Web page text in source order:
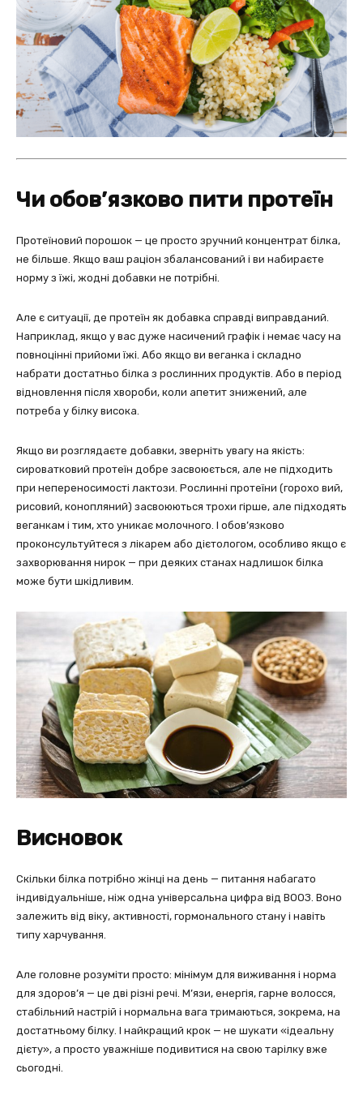
Чи обов’язково пити протеїн
Протеїновий порошок — це просто зручний концентрат білка,
не більше. Якщо ваш раціон збалансований і ви набираєте
норму з їжі, жодні добавки не потрібні.
Але є ситуації, де протеїн як добавка справді виправданий.
Наприклад, якщо у вас дуже насичений графік і немає часу на
повноцінні прийоми їжі. Або якщо ви веганка і складно
набрати достатньо білка з рослинних продуктів. Або в період
відновлення після хвороби, коли апетит знижений, але
потреба у білку висока.
Якщо ви розглядаєте добавки, зверніть увагу на якість:
сироватковий протеїн добре засвоюється, але не підходить
при непереносимості лактози. Рослинні протеїни (горохо вий,
рисовий, конопляний) засвоюються трохи гірше, але підходять
веганкам і тим, хто уникає молочного. І обов’язково
проконсультуйтеся з лікарем або дієтологом, особливо якщо є
захворювання нирок — при деяких станах надлишок білка
може бути шкідливим.
Висновок
Скільки білка потрібно жінці на день — питання набагато
індивідуальніше, ніж одна універсальна цифра від ВООЗ. Воно
залежить від віку, активності, гормонального стану і навіть
типу харчування.
Але головне розуміти просто: мінімум для виживання і норма
для здоров’я — це дві різні речі. М’язи, енергія, гарне волосся,
стабільний настрій і нормальна вага тримаються, зокрема, на
достатньому білку. І найкращий крок — не шукати «ідеальну
дієту», а просто уважніше подивитися на свою тарілку вже
сьогодні.